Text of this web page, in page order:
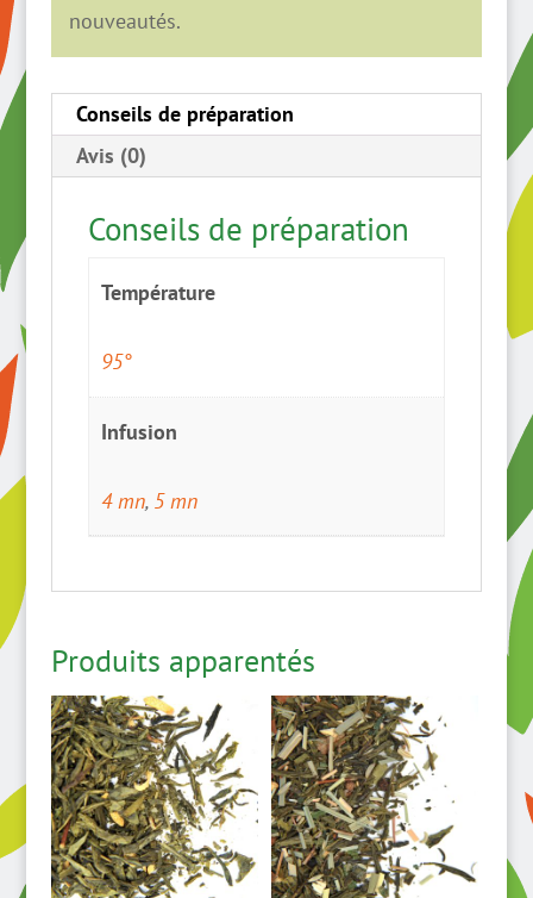
nouveautés.
Conseils de préparation
Avis (0)
Conseils de préparation
Température
95°
Infusion
4 mn, 5 mn
Produits apparentés